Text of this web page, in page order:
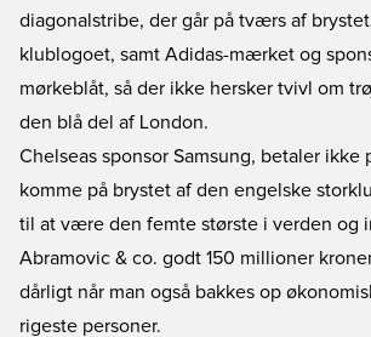
diagonalstribe, der går på tværs af
klublogoet, samt Adidas-mærket og
mørkeblåt, så der ikke hersker tvivl om
den blå del af London.
Chelseas sponsor Samsung, betaler ikke
komme på brystet af den engelske
til at være den femte største i verden og
Abramovic & co. godt 150 millioner
dårligt når man også bakkes op
rigeste personer.